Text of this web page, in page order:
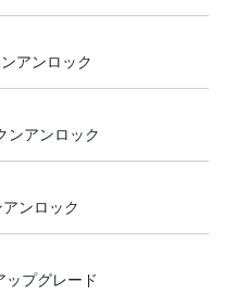
アンロック
ンアンロック
ンロック
ップグレード